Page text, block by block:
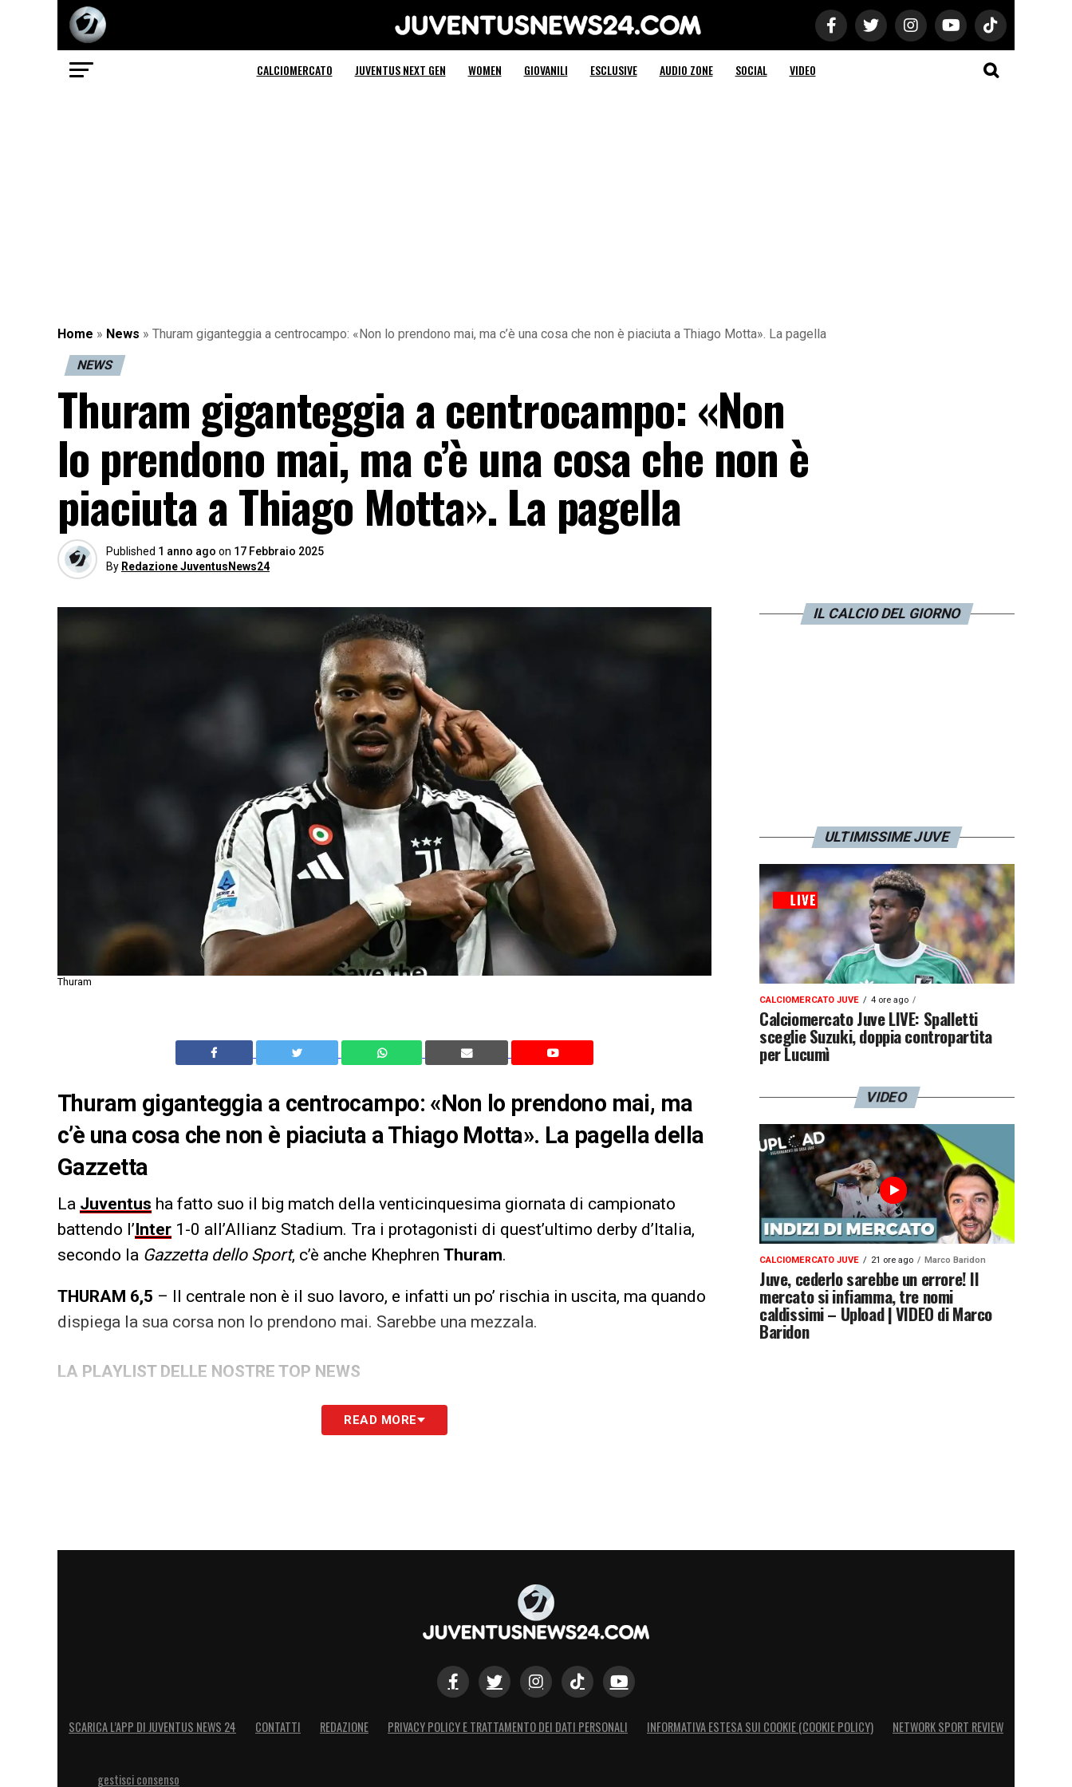
Juventus News 24
CALCIOMERCATO JUVENTUS NEXT GEN WOMEN GIOVANILI ESCLUSIVE AUDIO ZONE SOCIAL VIDEO
Home » News » Thuram giganteggia a centrocampo: «Non lo prendono mai, ma c’è una cosa che non è piaciuta a Thiago Motta». La pagella
NEWS
Thuram giganteggia a centrocampo: «Non
lo prendono mai, ma c’è una cosa che non è
piaciuta a Thiago Motta». La pagella
Published 1 anno ago on 17 Febbraio 2025
By Redazione JuventusNews24
Thuram
Thuram giganteggia a centrocampo: «Non lo prendono mai, ma
c’è una cosa che non è piaciuta a Thiago Motta». La pagella della
Gazzetta
La Juventus ha fatto suo il big match della venticinquesima giornata di campionato
battendo l’Inter 1-0 all’Allianz Stadium. Tra i protagonisti di quest’ultimo derby d’Italia,
secondo la Gazzetta dello Sport, c’è anche Khephren Thuram.
THURAM 6,5 – Il centrale non è il suo lavoro, e infatti un po’ rischia in uscita, ma quando
dispiega la sua corsa non lo prendono mai. Sarebbe una mezzala.
LA PLAYLIST DELLE NOSTRE TOP NEWS
READ MORE
IL CALCIO DEL GIORNO
ULTIMISSIME JUVE
CALCIOMERCATO JUVE 4 ore ago
Calciomercato Juve LIVE: Spalletti
sceglie Suzuki, doppia contropartita
per Lucumì
VIDEO
CALCIOMERCATO JUVE 21 ore ago Marco Baridon
Juve, cederlo sarebbe un errore! Il
mercato si infiamma, tre nomi
caldissimi – Upload | VIDEO di Marco
Baridon
SCARICA L’APP DI JUVENTUS NEWS 24 CONTATTI REDAZIONE PRIVACY POLICY E TRATTAMENTO DEI DATI PERSONALI INFORMATIVA ESTESA SUI COOKIE (COOKIE POLICY) NETWORK SPORT REVIEW
gestisci consenso